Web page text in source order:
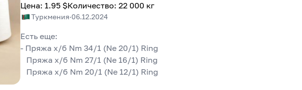
Цена: 1.95 $Количество: 22 000 кг
Туркмения·06.12.2024
Есть еще:
- Пряжа х/б Nm 34/1 (Ne 20/1) Ring
   Пряжа х/б Nm 27/1 (Ne 16/1) Ring
   Пряжа х/б Nm 20/1 (Ne 12/1) Ring